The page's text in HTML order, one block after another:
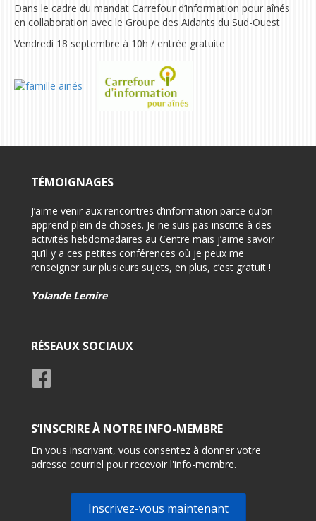
Dans le cadre du mandat Carrefour d’information pour aînés
en collaboration avec le Groupe des Aidants du Sud-Ouest
Vendredi 18 septembre à 10h / entrée gratuite
TÉMOIGNAGES
J’aime venir aux rencontres d’information parce qu’on
apprend plein de choses. Je ne suis pas inscrite à des
activités hebdomadaires au Centre mais j’aime savoir
qu’il y a ces petites conférences où je peux me
renseigner sur plusieurs sujets, en plus, c’est gratuit !
Yolande Lemire
RÉSEAUX SOCIAUX
S’INSCRIRE À NOTRE INFO-MEMBRE
En vous inscrivant, vous consentez à donner votre
adresse courriel pour recevoir l'info-membre.
Inscrivez-vous maintenant